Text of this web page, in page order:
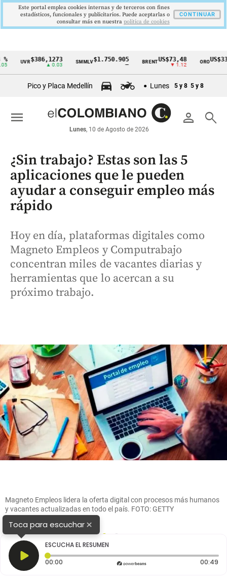
Cintillo
económicos
Colombia
$386,1273
▲ 0.03
SMMLV$1.750.905 BRENTUS$73,48
▼ 1.12
Pico y Placa Medellín Lunes 5 y 8 5 y 8
person search
Lunes, 10 de Agosto de 2026
menu
¿Sin trabajo? Estas son las 5
aplicaciones que le pueden
ayudar a conseguir empleo más
rápido
Hoy en día, plataformas digitales como
Magneto Empleos y Computrabajo
concentran miles de vacantes diarias y
herramientas que lo acercan a su
próximo trabajo.
Magneto Empleos lidera la oferta digital con procesos más humanos
y vacantes actualizadas en todo el país. FOTO: GETTY
Toca para escuchar×
ESCUCHA EL RESUMEN
00:00 Tiempo transcurrido: 0 segundos 00:49
Este portal emplea cookies internas y de terceros con fines
estadísticos, funcionales y publicitarios. Puede aceptarlas o
consultar más en nuestra politica de cookies
CONTINUAR